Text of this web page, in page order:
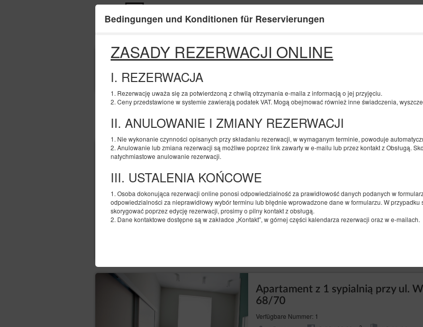
Bedingungen und Konditionen für Reservierungen
ZASADY REZERWACJI ONLINE
I. REZERWACJA
1. Rezerwację uważa się za potwierdzoną z chwilą otrzymania e-maila z informacją o jej przyjęciu.
2. Ceny przedstawione w systemie zawierają podatek VAT. Mogą obejmować również inne świadczenia,
II. ANULOWANIE I ZMIANY REZERWACJI
1. Nie wykonanie czynności opisanych przy składaniu rezerwacji, w wymaganym terminie, powoduje
2. Anulowanie lub zmiana rezerwacji są możliwe poprzez link zawarty w e-mailu lub przez kontakt z Obsługą.
natychmiastowe anulowanie rezerwacji.
III. USTALENIA KOŃCOWE
1. Osoba dokonująca rezerwacji online ponosi odpowiedzialność za prawidłowość danych podanych w
odpowiedzialności za nieprawidłowy wybór terminu lub błędnie wprowadzone dane w formularzu. W
skorygować poprzez edycję rezerwacji, prosimy o pilny kontakt z obsługą.
2. Dane kontaktowe dostępne są w zakładce „Kontakt”, w górnej części kalendarza rezerwacji oraz w e-mailach.
ANFANG
09
AUGUST
2026
ENDE
Wählen Sie ein Angebot Geben Sie Ihre Reservierung an
Verfügbare Nummer: 1
2 Einzelbetten (Single), 1 Ausklappbares Sofa
Łóżeczko dla niemowlaka
Parking
Apartament z 1 sypialnią przy ul.
68/70
Verfügbare Nummer: 1